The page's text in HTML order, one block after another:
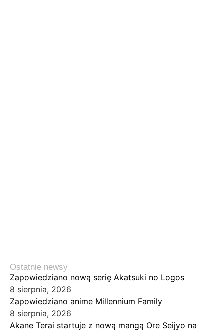
Ostatnie newsy
Zapowiedziano nową serię Akatsuki no Logos
8 sierpnia, 2026
Zapowiedziano anime Millennium Family
8 sierpnia, 2026
Akane Terai startuje z nową mangą Ore Seijyo na